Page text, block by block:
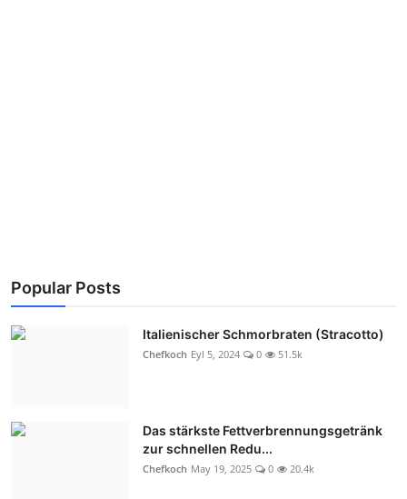
Popular Posts
Italienischer Schmorbraten (Stracotto)
Chefkoch Eyl 5, 2024 0 51.5k
Das stärkste Fettverbrennungsgetränk
zur schnellen Redu...
Chefkoch May 19, 2025 0 20.4k